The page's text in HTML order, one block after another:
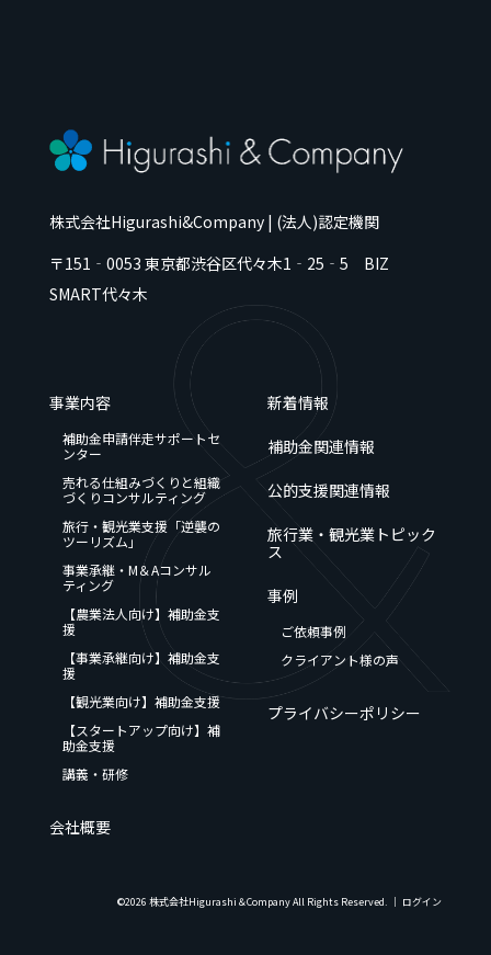
株式会社Higurashi&Company | (法人)認定機関
〒151‐0053 東京都渋谷区代々木1‐25‐5 BIZ
SMART代々木
事業内容
補助金申請伴走サポートセ
ンター
売れる仕組みづくりと組織
づくりコンサルティング
旅行・観光業支援「逆襲の
ツーリズム」
事業承継・M＆Aコンサル
ティング
【農業法人向け】補助金支
援
【事業承継向け】補助金支
援
【観光業向け】補助金支援
【スタートアップ向け】補
助金支援
講義・研修
会社概要
新着情報
補助金関連情報
公的支援関連情報
旅行業・観光業トピック
ス
事例
ご依頼事例
クライアント様の声
プライバシーポリシー
©2026 株式会社Higurashi＆Company All Rights Reserved. │ ログイン